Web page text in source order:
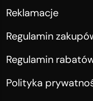
Reklamacje
Regulamin
Regulamin
Polityka